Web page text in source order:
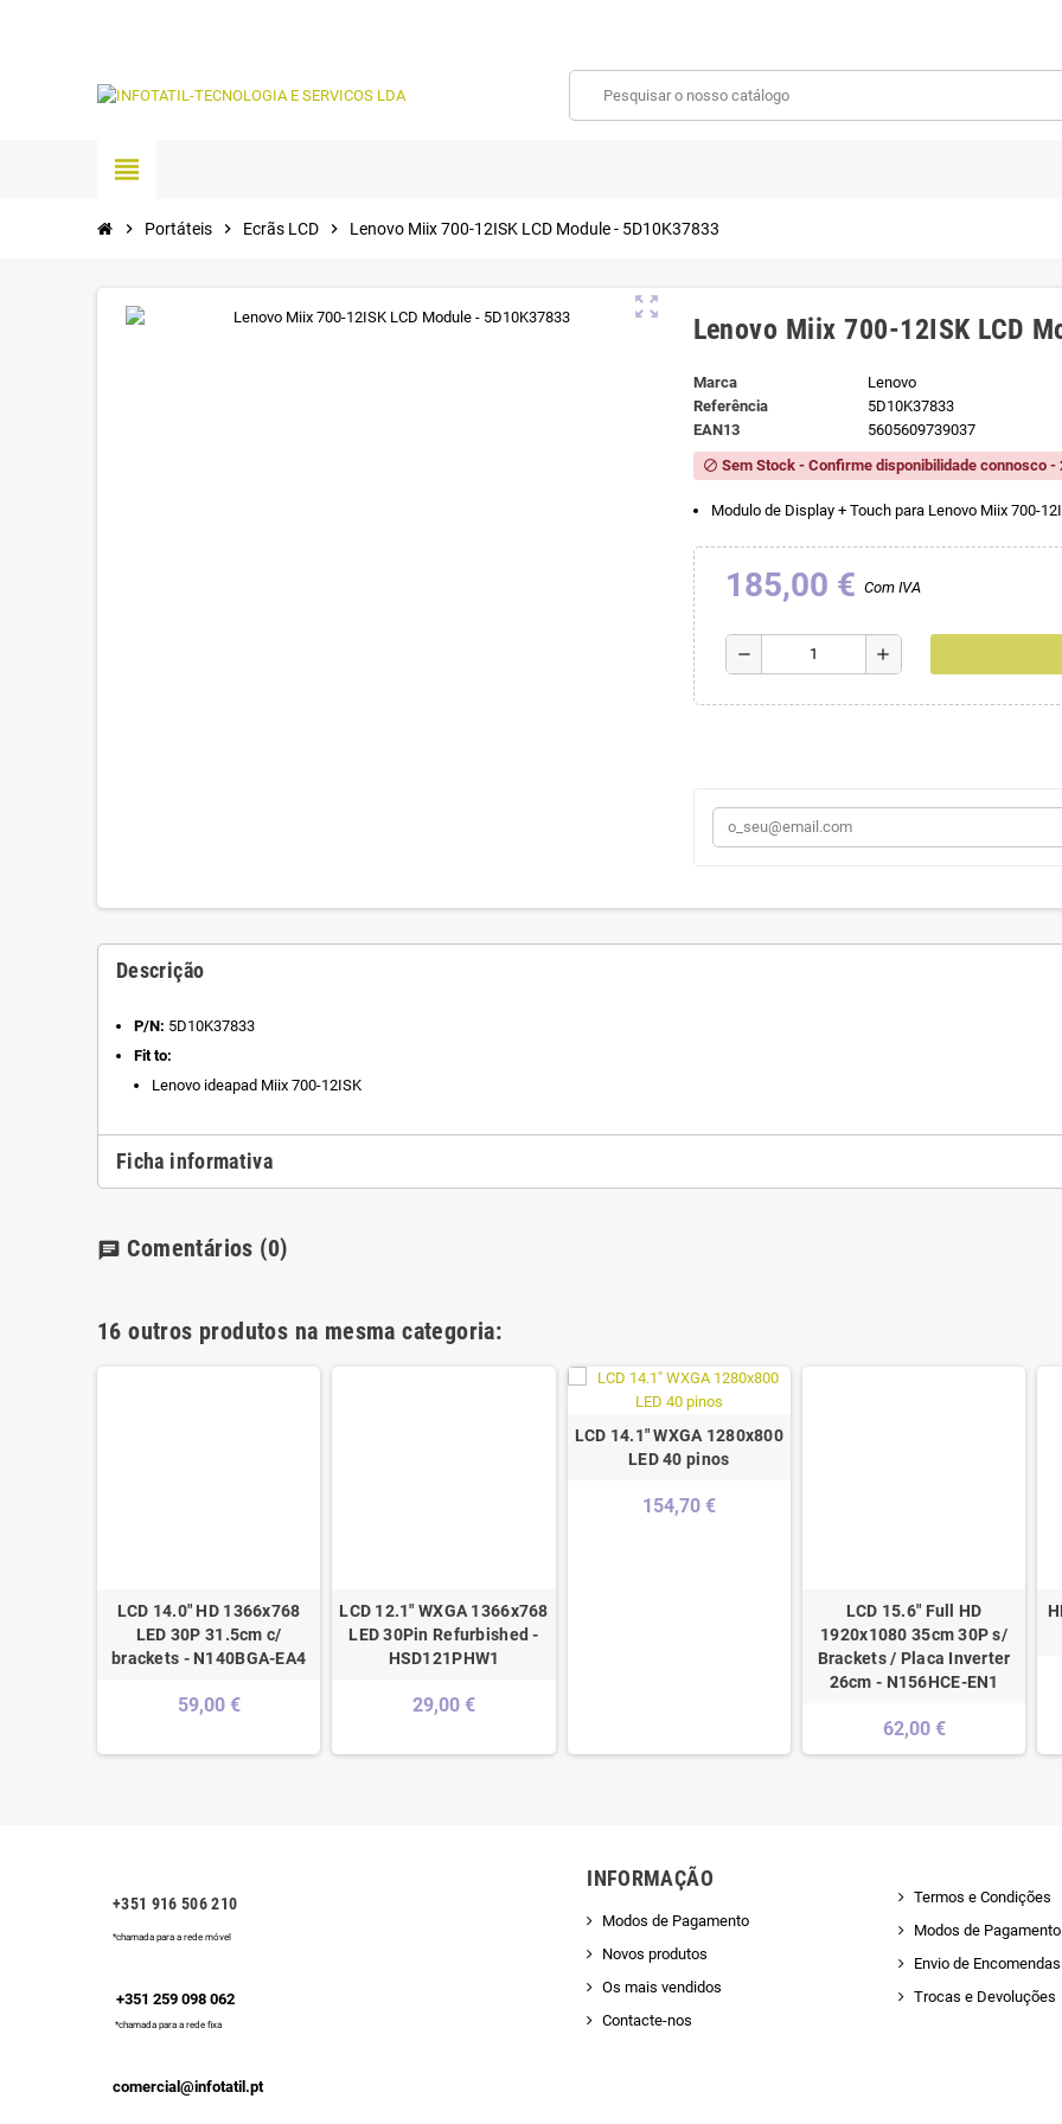
view_headline
chevron_right Portáteis chevron_right Ecrãs LCD chevron_right Lenovo Miix 700-12ISK LCD Module - 5D10K37833
zoom_out_map
Lenovo Miix 700-12ISK LCD
Marca
Lenovo
Referência
5D10K37833
EAN13
5605609739037
block Sem Stock - Confirme disponibilidade connosco -
Modulo de Display + Touch para Lenovo Miix 700-
185,00 € Com IVA
remove add
Descrição
P/N: 5D10K37833
Fit to:
Lenovo ideapad Miix 700-12ISK
Ficha informativa
chat Comentários (0)
16 outros produtos na mesma categoria:
LCD 14.0" HD 1366x768
LED 30P 31.5cm c/
brackets - N140BGA-EA4
59,00 €
LCD 12.1" WXGA 1366x768
LED 30Pin Refurbished -
HSD121PHW1
29,00 €
LCD 14.1" WXGA 1280x800
LED 40 pinos
154,70 €
LCD 15.6" Full HD
1920x1080 35cm 30P s/
Brackets / Placa Inverter
26cm - N156HCE-EN1
62,00 €
+351 916 506 210
*chamada para a rede móvel
+351 259 098 062
*chamada para a rede fixa
comercial@infotatil.pt
INFORMAÇÃO
Modos de Pagamento
Novos produtos
Os mais vendidos
Contacte-nos
Termos e Condições
Modos de Pagamento
Envio de
Trocas e Devoluções